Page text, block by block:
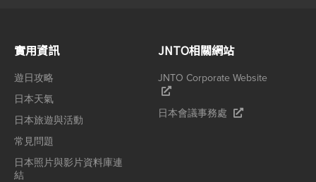
實用資訊
遊日攻略
日本天氣
日本旅遊與活動
常見問題
日本照片與影片資料庫連
結
JNTO相關網站
JNTO Corporate Website
日本會議事務處